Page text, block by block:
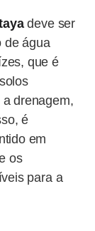
deve ser
de água
que é
drenagem,
é
em
os
para a